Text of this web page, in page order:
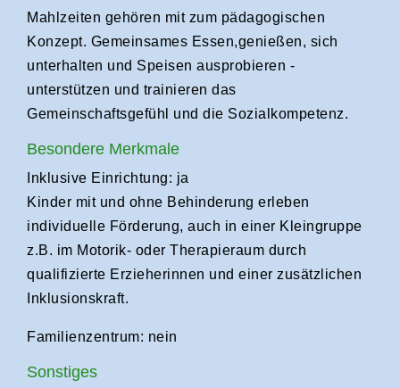
Mahlzeiten gehören mit zum pädagogischen
Konzept. Gemeinsames Essen,genießen, sich
unterhalten und Speisen ausprobieren -
unterstützen und trainieren das
Gemeinschaftsgefühl und die Sozialkompetenz.
Besondere Merkmale
Inklusive Einrichtung: ja
Kinder mit und ohne Behinderung erleben
individuelle Förderung, auch in einer Kleingruppe
z.B. im Motorik- oder Therapieraum durch
qualifizierte Erzieherinnen und einer zusätzlichen
Inklusionskraft.
Familienzentrum: nein
Sonstiges